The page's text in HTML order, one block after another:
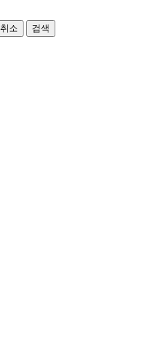
취소
검색